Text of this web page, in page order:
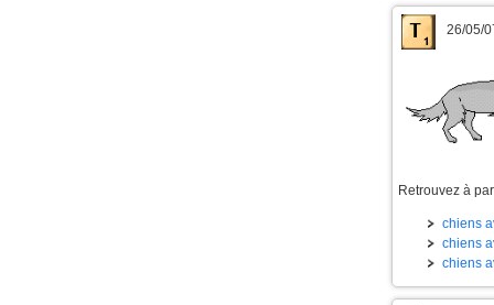
26/05/
Retrouvez à
chiens
chiens
chiens